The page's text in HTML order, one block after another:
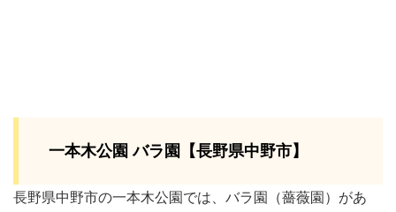
一本木公園 バラ園【長野県中野市】
長野県中野市の一本木公園では、バラ園（薔薇園）があ